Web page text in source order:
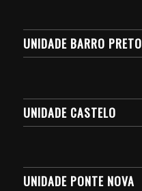
UNIDADE BARRO PRETO
UNIDADE CASTELO
UNIDADE PONTE NOVA